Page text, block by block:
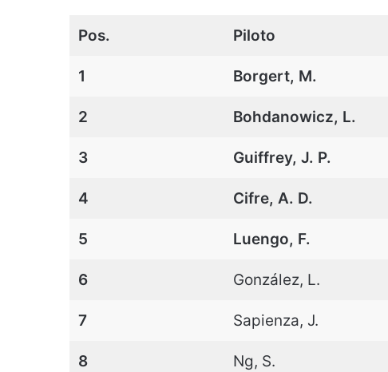
Pos. Piloto
1 Borgert, M.
2 Bohdanowicz, L.
3 Guiffrey, J. P.
4 Cifre, A. D.
5 Luengo, F.
6 González, L.
7 Sapienza, J.
8 Ng, S.